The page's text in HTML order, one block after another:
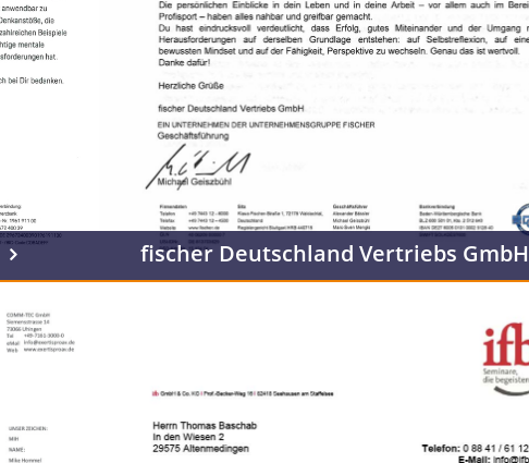
fischer Deutschland Vertriebs GmbH